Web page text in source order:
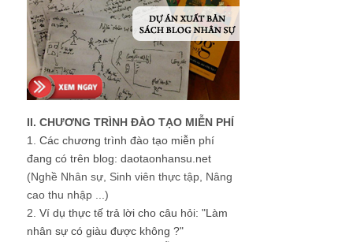
II. CHƯƠNG TRÌNH ĐÀO TẠO MIỄN PHÍ
1. Các chương trình đào tạo miễn phí
đang có trên blog: daotaonhansu.net
(Nghề Nhân sự, Sinh viên thực tập, Nâng
cao thu nhập ...)
2. Ví dụ thực tế trả lời cho câu hỏi: "Làm
nhân sự có giàu được không ?"